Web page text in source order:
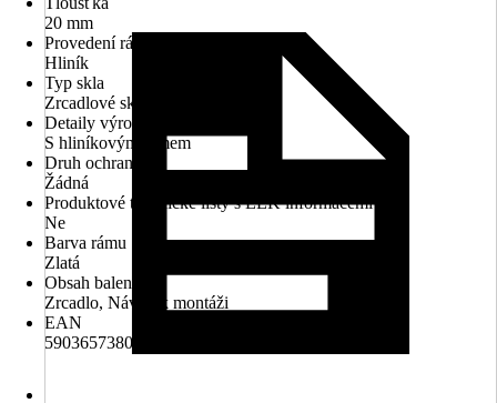
20 mm
Provedení rámu
Hliník
Typ skla
Zrcadlové sklo
Detaily výrobku
S hliníkovým rámem
Druh ochrany
Žádná
Produktové technické listy s EEK informacemi
Ne
Barva rámu
Zlatá
Obsah balení
Zrcadlo, Návod k montáži
EAN
5903657380639